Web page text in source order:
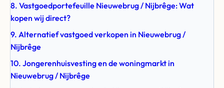
8. Vastgoedportefeuille Nieuwebrug / Nijbrêge: Wat
kopen wij direct?
9. Alternatief vastgoed verkopen in Nieuwebrug /
Nijbrêge
10. Jongerenhuisvesting en de woningmarkt in
Nieuwebrug / Nijbrêge